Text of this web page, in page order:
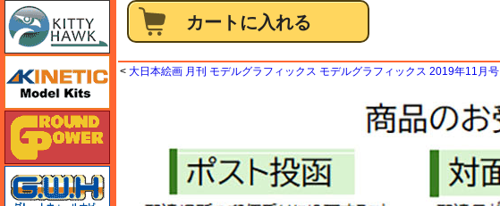
< 大日本絵画 月刊 モデルグラフィックス モデルグラフィックス 2019年11月号
キティホーク
キネテック
グレートウォールホビー